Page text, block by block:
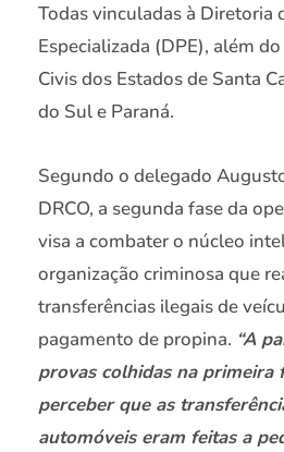
Todas vinculadas à Diretoria
Especializada (DPE), além
Civis dos Estados de Santa
do Sul e Paraná.
Segundo o delegado
DRCO, a segunda fase da
visa a combater o núcleo
organização criminosa que
transferências ilegais de
pagamento de propina. “A
provas colhidas na primeira
perceber que as
automóveis eram feitas a